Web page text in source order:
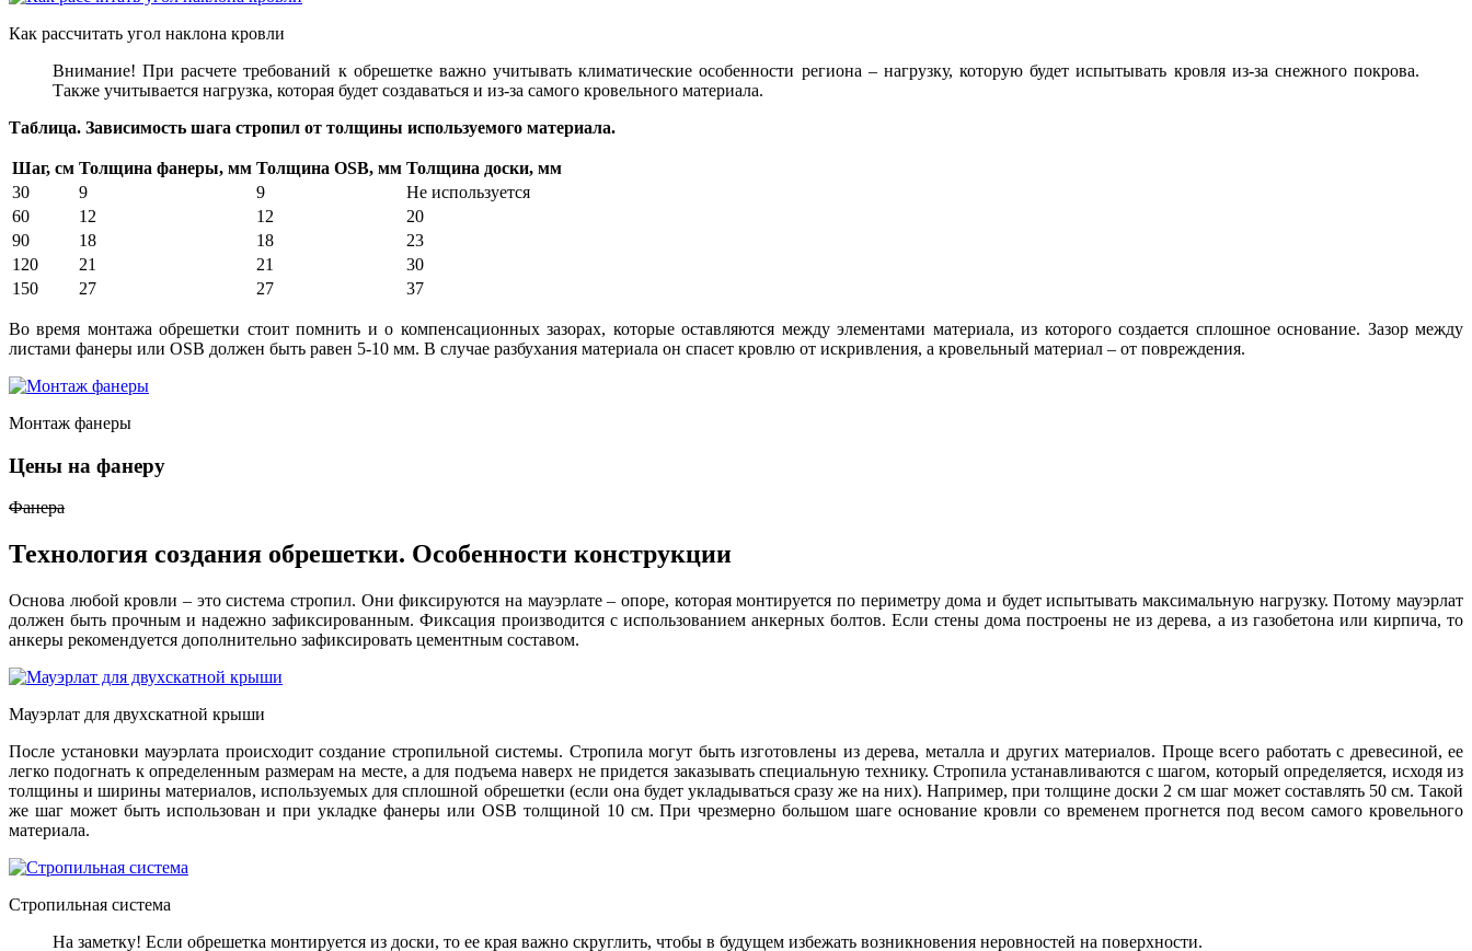
Как рассчитать угол наклона кровли
Внимание! При расчете требований к обрешетке важно учитывать климатические особенности региона – нагрузку, которую будет испытывать кровля из-за снежного покрова.
Также учитывается нагрузка, которая будет создаваться и из-за самого кровельного материала.
Таблица. Зависимость шага стропил от толщины используемого материала.
Шаг, см Толщина фанеры, мм Толщина OSB, мм Толщина доски, мм
30
9 9
Не используется
60
12 12
20
90
18 18
23
120
21 21
30
150
27 27 37
Во время монтажа обрешетки стоит помнить и о компенсационных зазорах, которые оставляются между элементами материала, из которого создается сплошное основание. Зазор между
листами фанеры или OSB должен быть равен 5-10 мм. В случае разбухания материала он спасет кровлю от искривления, а кровельный материал – от повреждения.
Монтаж фанеры
Цены на фанеру
Фанера
Технология создания обрешетки. Особенности конструкции
Основа любой кровли – это система стропил. Они фиксируются на мауэрлате – опоре, которая монтируется по периметру дома и будет испытывать максимальную нагрузку. Потому мауэрлат
должен быть прочным и надежно зафиксированным. Фиксация производится с использованием анкерных болтов. Если стены дома построены не из дерева, а из газобетона или кирпича, то
анкеры рекомендуется дополнительно зафиксировать цементным составом.
Мауэрлат для двухскатной крыши
После установки мауэрлата происходит создание стропильной системы. Стропила могут быть изготовлены из дерева, металла и других материалов. Проще всего работать с древесиной, ее
легко подогнать к определенным размерам на месте, а для подъема наверх не придется заказывать специальную технику. Стропила устанавливаются с шагом, который определяется, исходя из
толщины и ширины материалов, используемых для сплошной обрешетки (если она будет укладываться сразу же на них). Например, при толщине доски 2 см шаг может составлять 50 см. Такой
же шаг может быть использован и при укладке фанеры или OSB толщиной 10 см. При чрезмерно большом шаге основание кровли со временем прогнется под весом самого кровельного
материала.
Стропильная система
На заметку! Если обрешетка монтируется из доски, то ее края важно скруглить, чтобы в будущем избежать возникновения неровностей на поверхности.